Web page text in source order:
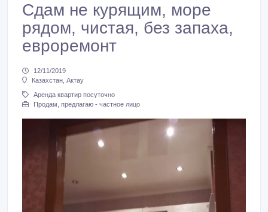
Сдам не курящим, море
рядом, чистая, без запаха,
евроремонт
12/11/2019
Казахстан, Актау
Аренда квартир посуточно
Продам, предлагаю - частное лицо